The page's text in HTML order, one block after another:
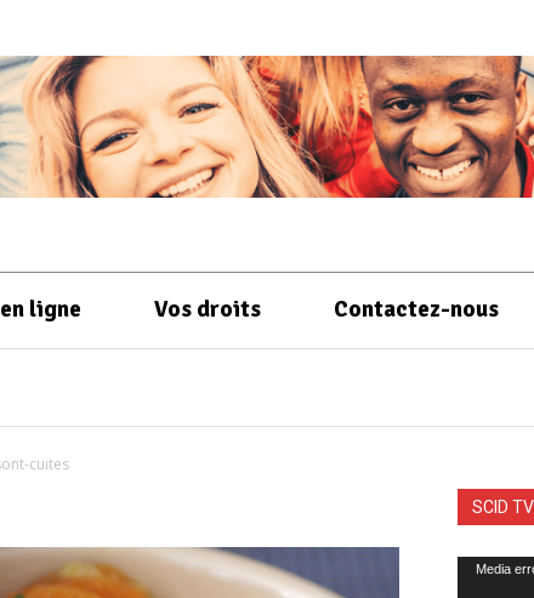
ligne Vos droits Contactez-nous
cuites
SCID TV
Lecteur
Media